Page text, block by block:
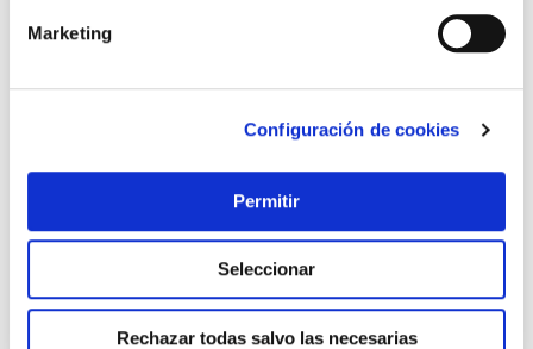
Marketing
Configuración de cookies
Permitir
Seleccionar
Rechazar todas salvo las necesarias
Piscina redonda desmontable steel pro max 16.015 l
Bestway
399,00 €
Añadir al carrito